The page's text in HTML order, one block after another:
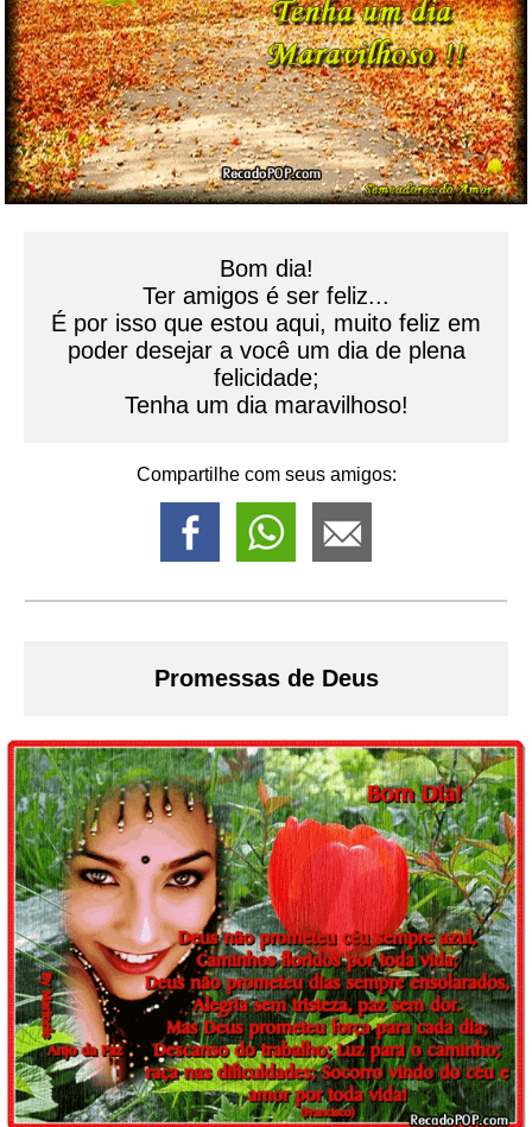
Bom dia!
Ter amigos é ser feliz...
É por isso que estou aqui, muito feliz em
poder desejar a você um dia de plena
felicidade;
Tenha um dia maravilhoso!
Compartilhe com seus amigos:
Promessas de Deus